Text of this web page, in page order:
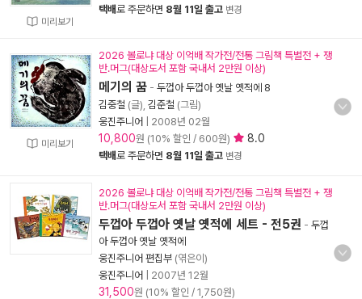
미리보기
택배로 주문하면 8월 11일 출고 변경
미리보기
2026 볼로냐 대상 이억배 작가전/전통 그림책 특별전 + 쟁
반.머그(대상도서 포함 국내서 2만원 이상)
메기의 꿈 - 두껍아 두껍아 옛날 옛적에 8
김중철 (글), 김준철 (그림)
웅진주니어
2008년 02월
10,800원 (10% 할인 / 600원) 8.0
택배로 주문하면 8월 11일 출고 변경
2026 볼로냐 대상 이억배 작가전/전통 그림책 특별전 + 쟁
반.머그(대상도서 포함 국내서 2만원 이상)
두껍아 두껍아 옛날 옛적에 세트 - 전5권 - 두껍
아 두껍아 옛날 옛적에
웅진주니어 편집부 (엮은이)
웅진주니어
2007년 12월
31,500원 (10% 할인 / 1,750원)